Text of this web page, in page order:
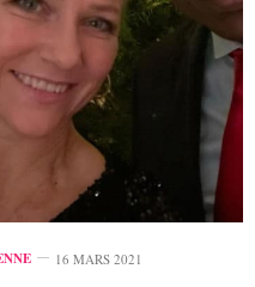
16 MARS 2021